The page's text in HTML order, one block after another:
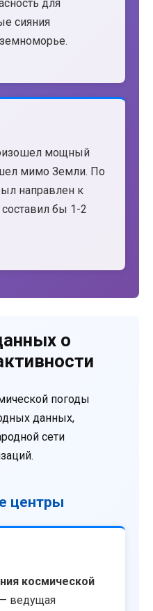
для
сияния
мощный
мимо Земли. По
направлен к
бы 1-2
о
погоды
данных,
сети
центры
космической
ведущая